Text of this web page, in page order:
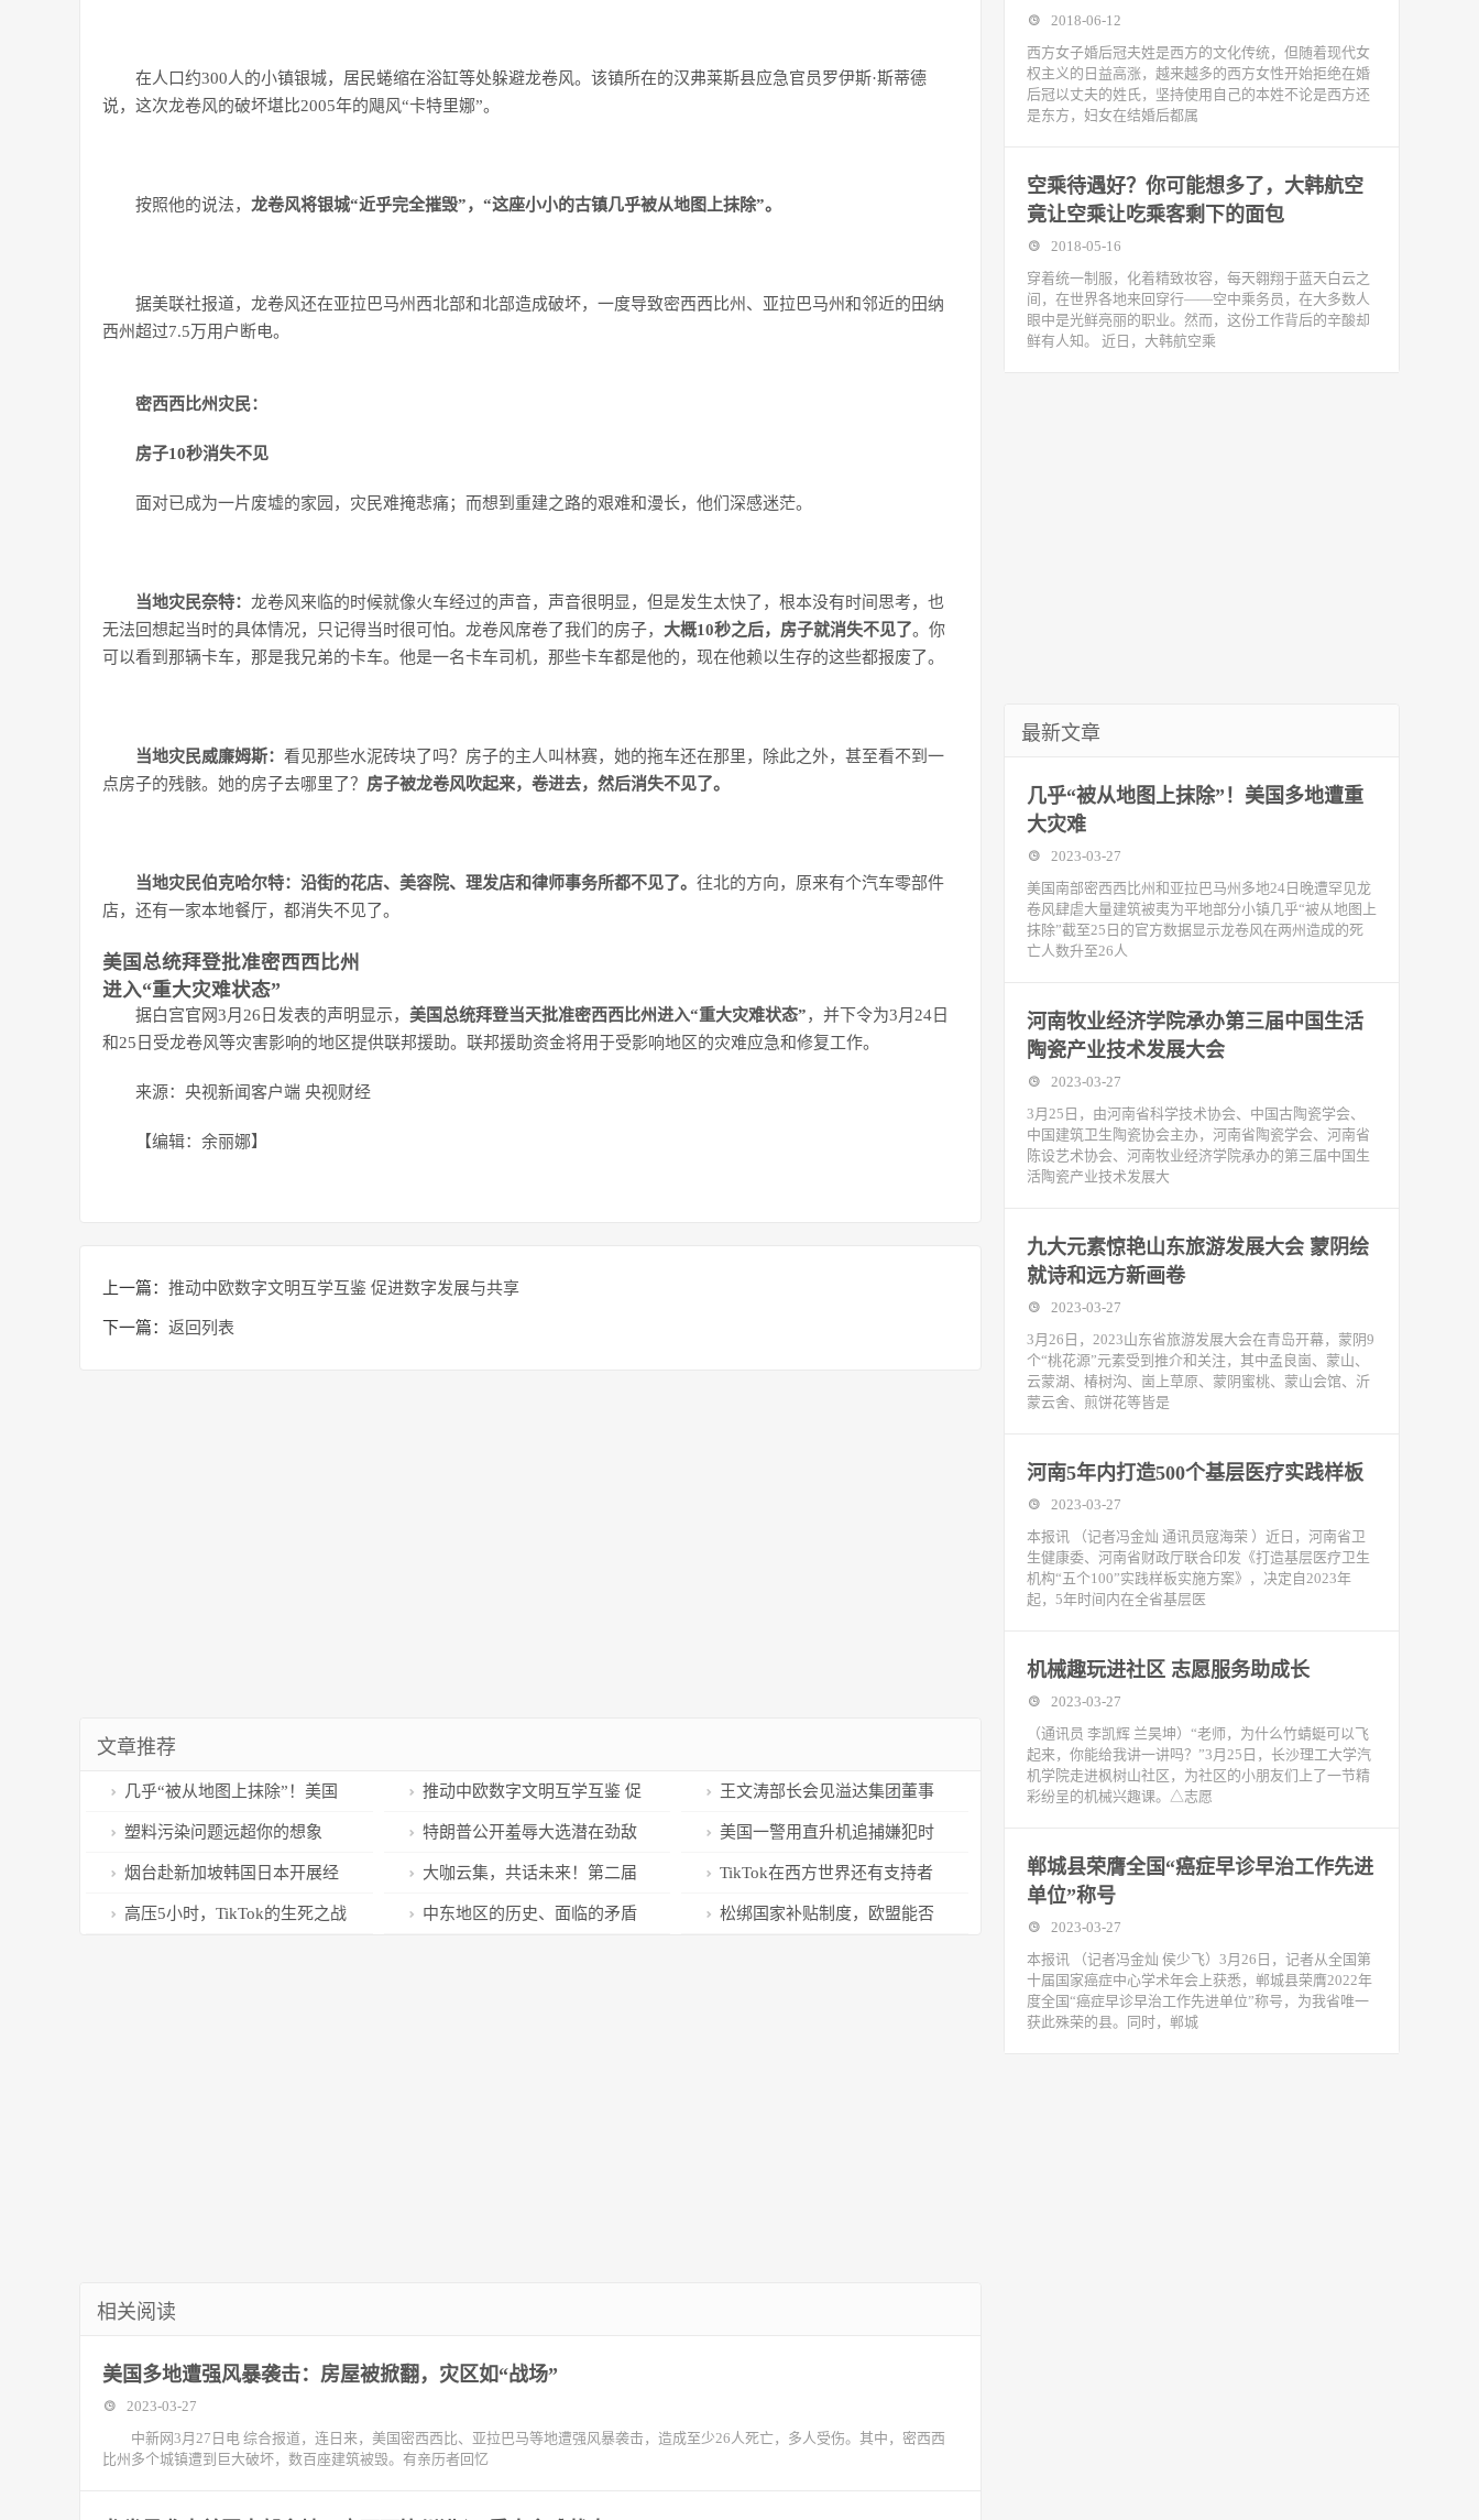
在人口约300人的小镇银城，居民蜷缩在浴缸等处躲避龙卷风。该镇所在的汉弗莱斯县应急官员罗伊斯·斯蒂德
说，这次龙卷风的破坏堪比2005年的飓风“卡特里娜”。
按照他的说法， 龙卷风将银城“近乎完全摧毁”， “这座小小的古镇几乎被从地图上抹除”。
据美联社报道，龙卷风还在亚拉巴马州西北部和北部造成破坏，一度导致密西西比州、亚拉巴马州和邻近的田纳
西州超过7.5万用户断电。
密西西比州灾民：
房子10秒消失不见
面对已成为一片废墟的家园，灾民难掩悲痛；而想到重建之路的艰难和漫长，他们深感迷茫。
当地灾民奈特： 龙卷风来临的时候就像火车经过的声音，声音很明显，但是发生太快了，根本没有时间思考，也
无法回想起当时的具体情况，只记得当时很可怕。龙卷风席卷了我们的房子， 大概10秒之后，房子就消失不见了。你
可以看到那辆卡车，那是我兄弟的卡车。他是一名卡车司机，那些卡车都是他的，现在他赖以生存的这些都报废了。
当地灾民威廉姆斯： 看见那些水泥砖块了吗？房子的主人叫林赛，她的拖车还在那里，除此之外，甚至看不到一
点房子的残骸。她的房子去哪里了？ 房子被龙卷风吹起来，卷进去，然后消失不见了。
当地灾民伯克哈尔特： 沿街的花店、美容院、理发店和律师事务所都不见了。 往北的方向，原来有个汽车零部件
店，还有一家本地餐厅，都消失不见了。
美国总统拜登批准密西西比州
进入“重大灾难状态”
据白宫官网3月26日发表的声明显示， 美国总统拜登当天批准密西西比州进入“重大灾难状态”，并下令为3月24日
和25日受龙卷风等灾害影响的地区提供联邦援助。联邦援助资金将用于受影响地区的灾难应急和修复工作。
来源：央视新闻客户端 央视财经
【编辑：余丽娜】
上一篇： 推动中欧数字文明互学互鉴 促进数字发展与共享
下一篇： 返回列表
文章推荐
几乎“被从地图上抹除”！美国
多地遭重大灾难
推动中欧数字文明互学互鉴 促
进数字发展与共享
王文涛部长会见溢达集团董事
长杨敏德
塑料污染问题远超你的想象 特朗普公开羞辱大选潜在劲敌
德桑蒂斯：曾经他含着泪求我
美国一警用直升机追捕嫌犯时
坠毁 两名警察当场身亡
烟台赴新加坡韩国日本开展经
贸活动取得丰硕成果
大咖云集，共话未来！第二届
交通基础设施工程技术标准国际
TikTok在西方世界还有支持者
吗？深度解码听证会细节
高压5小时，TikTok的生死之战 中东地区的历史、面临的矛盾 松绑国家补贴制度，欧盟能否
相关阅读
美国多地遭强风暴袭击：房屋被掀翻，灾区如“战场”
2023-03-27
中新网3月27日电 综合报道，连日来，美国密西西比、亚拉巴马等地遭强风暴袭击，造成至少26人死亡，多人受伤。其中，密西西
比州多个城镇遭到巨大破坏，数百座建筑被毁。有亲历者回忆
2018-06-12
西方女子婚后冠夫姓是西方的文化传统，但随着现代女
权主义的日益高涨，越来越多的西方女性开始拒绝在婚
后冠以丈夫的姓氏，坚持使用自己的本姓不论是西方还
是东方，妇女在结婚后都属
空乘待遇好？你可能想多了，大韩航空
竟让空乘让吃乘客剩下的面包
2018-05-16
穿着统一制服，化着精致妆容，每天翱翔于蓝天白云之
间，在世界各地来回穿行——空中乘务员，在大多数人
眼中是光鲜亮丽的职业。然而，这份工作背后的辛酸却
鲜有人知。 近日，大韩航空乘
最新文章
几乎“被从地图上抹除”！美国多地遭重
大灾难
2023-03-27
美国南部密西西比州和亚拉巴马州多地24日晚遭罕见龙
卷风肆虐大量建筑被夷为平地部分小镇几乎“被从地图上
抹除”截至25日的官方数据显示龙卷风在两州造成的死
亡人数升至26人
河南牧业经济学院承办第三届中国生活
陶瓷产业技术发展大会
2023-03-27
3月25日，由河南省科学技术协会、中国古陶瓷学会、
中国建筑卫生陶瓷协会主办，河南省陶瓷学会、河南省
陈设艺术协会、河南牧业经济学院承办的第三届中国生
活陶瓷产业技术发展大
九大元素惊艳山东旅游发展大会 蒙阴绘
就诗和远方新画卷
2023-03-27
3月26日，2023山东省旅游发展大会在青岛开幕，蒙阴9
个“桃花源”元素受到推介和关注，其中孟良崮、蒙山、
云蒙湖、椿树沟、崮上草原、蒙阴蜜桃、蒙山会馆、沂
蒙云舍、煎饼花等皆是
河南5年内打造500个基层医疗实践样板
2023-03-27
本报讯 （记者冯金灿 通讯员寇海荣 ）近日，河南省卫
生健康委、河南省财政厅联合印发《打造基层医疗卫生
机构“五个100”实践样板实施方案》，决定自2023年
起，5年时间内在全省基层医
机械趣玩进社区 志愿服务助成长
2023-03-27
（通讯员 李凯辉 兰昊坤）“老师，为什么竹蜻蜓可以飞
起来，你能给我讲一讲吗？”3月25日，长沙理工大学汽
机学院走进枫树山社区，为社区的小朋友们上了一节精
彩纷呈的机械兴趣课。△志愿
郸城县荣膺全国“癌症早诊早治工作先进
单位”称号
2023-03-27
本报讯 （记者冯金灿 侯少飞）3月26日，记者从全国第
十届国家癌症中心学术年会上获悉，郸城县荣膺2022年
度全国“癌症早诊早治工作先进单位”称号，为我省唯一
获此殊荣的县。同时，郸城